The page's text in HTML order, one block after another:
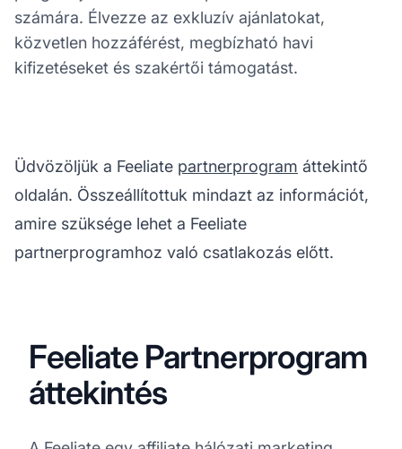
számára. Élvezze az exkluzív ajánlatokat,
közvetlen hozzáférést, megbízható havi
kifizetéseket és szakértői támogatást.
Üdvözöljük a Feeliate partnerprogram áttekintő
oldalán. Összeállítottuk mindazt az információt,
amire szüksége lehet a Feeliate
partnerprogramhoz való csatlakozás előtt.
Feeliate Partnerprogram
áttekintés